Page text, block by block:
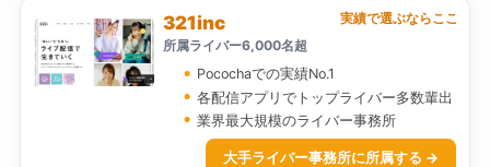
実績で選ぶならここ
321inc
所属ライバー6,000名超
Pocochaでの実績No.1
各配信アプリでトップライバー多数輩出
業界最大規模のライバー事務所
大手ライバー事務所に所属する →